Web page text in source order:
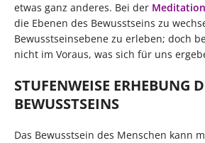
etwas ganz anderes. Bei der Meditation
die Ebenen des Bewusstseins zu
Bewusstseinsebene zu erleben; doch
nicht im Voraus, was sich für uns
STUFENWEISE ERHEBUNG
BEWUSSTSEINS
Das Bewusstsein des Menschen kann